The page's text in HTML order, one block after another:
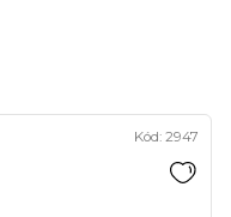
Kód: 2947